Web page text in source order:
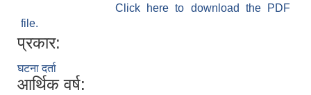
Click here to download the PDF
file.
प्रकार:
घटना दर्ता
आर्थिक वर्ष: